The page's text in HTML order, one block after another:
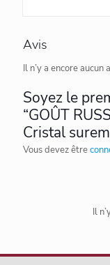
Avis
Il n’y a encore aucun
Soyez le
“GOÛT
Cristal
Vous devez être
Il